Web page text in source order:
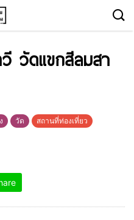
วัดแขกสีลมสา
วัด
สถานที่ท่องเที่ยว